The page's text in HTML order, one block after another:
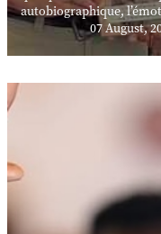
autobiographique,
07 August,